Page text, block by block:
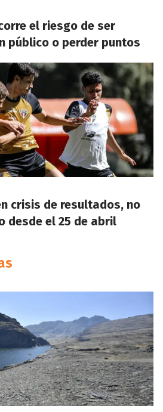
el riesgo de ser
público o perder puntos
crisis de resultados, no
desde el 25 de abril